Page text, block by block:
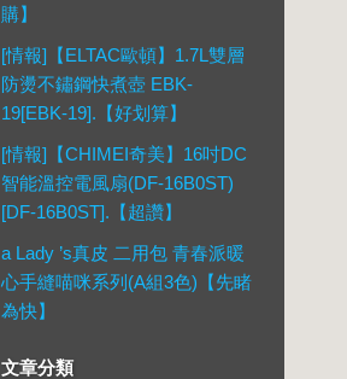
購】
[情報]【ELTAC歐頓】1.7L雙層
防燙不鏽鋼快煮壺 EBK-
19[EBK-19].【好划算】
[情報]【CHIMEI奇美】16吋DC
智能溫控電風扇(DF-16B0ST)
[DF-16B0ST].【超讚】
a Lady ’s真皮 二用包 青春派暖
心手縫喵咪系列(A組3色)【先睹
為快】
文章分類